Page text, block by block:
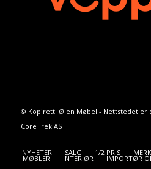
© Kopirett: Ølen Møbel - Nettstedet er
CoreTrek AS
NYHETER SALG 1/2 PRIS
MØBLER INTERIØR IMPORTØR